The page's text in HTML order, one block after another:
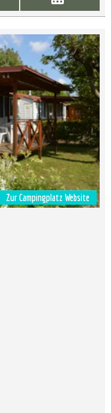
Zur Campingplatz Website